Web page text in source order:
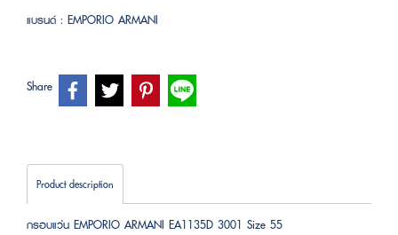
แบรนด์ : EMPORIO ARMANI
Share
Product description
กรอบแว่น EMPORIO ARMANI EA1135D 3001 Size 55